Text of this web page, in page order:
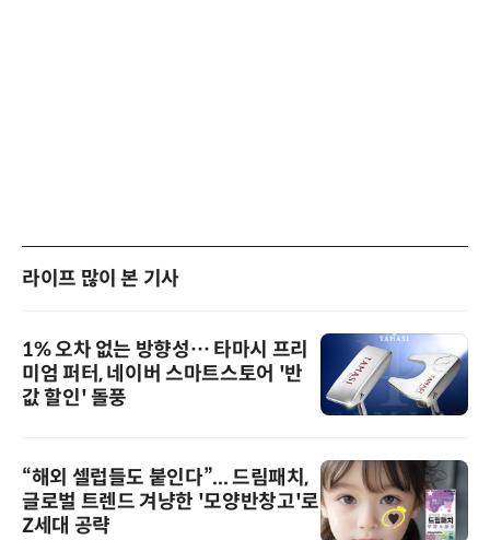
라이프 많이 본 기사
1% 오차 없는 방향성… 타마시 프리
미엄 퍼터, 네이버 스마트스토어 '반
값 할인' 돌풍
“해외 셀럽들도 붙인다”... 드림패치,
글로벌 트렌드 겨냥한 '모양반창고'로
Z세대 공략